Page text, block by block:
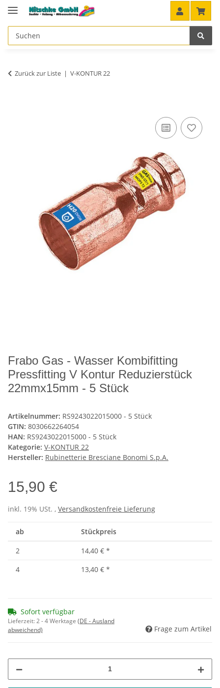
Zurück zur Liste V-KONTUR 22
Frabo Gas - Wasser Kombifitting
Pressfitting V Kontur Reduzierstück
22mmx15mm - 5 Stück
Artikelnummer: RS9243022015000 - 5 Stück
GTIN: 8030662264054
HAN: RS9243022015000 - 5 Stück
Kategorie: V-KONTUR 22
Hersteller: Rubinetterie Bresciane Bonomi S.p.A.
15,90 €
inkl. 19% USt. , Versandkostenfreie Lieferung
ab Stückpreis
2 14,40 € *
4
13,40 € *
Sofort verfügbar
Lieferzeit:2 - 4 Werktage (DE - Ausland
abweichend)
Frage zum Artikel